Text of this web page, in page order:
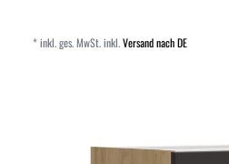
*inkl. ges. MwSt.inkl.Versand nach DE